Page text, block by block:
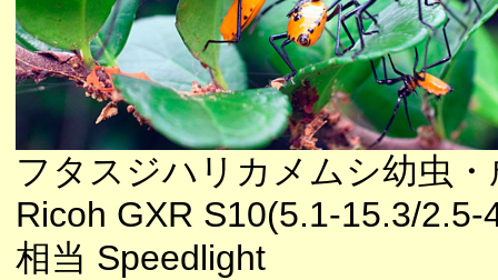
フタスジハリカメムシ幼虫・
Ricoh GXR S10(5.1-15.3/2.5-
相当 Speedlight